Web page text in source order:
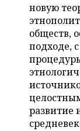
ВОДНЫЕ
ХОККЕЙ С
новую
обществ,
подходе,
развитие